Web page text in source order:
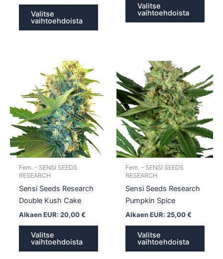
Valitse
vaihtoehdoista
Valitse
vaihtoehdoista
Fem. - SENSI SEEDS
RESEARCH
Sensi Seeds Research
Double Kush Cake
Alkaen EUR: 20,00€
Valitse
vaihtoehdoista
tuotteella
useampi
muunnelma.
Voit
tehdä
valinnat
Fem. - SENSI SEEDS
RESEARCH
Sensi Seeds Research
Pumpkin Spice
Alkaen EUR: 25,00€
Valitse
vaihtoehdoista
on
Voit
tehdä